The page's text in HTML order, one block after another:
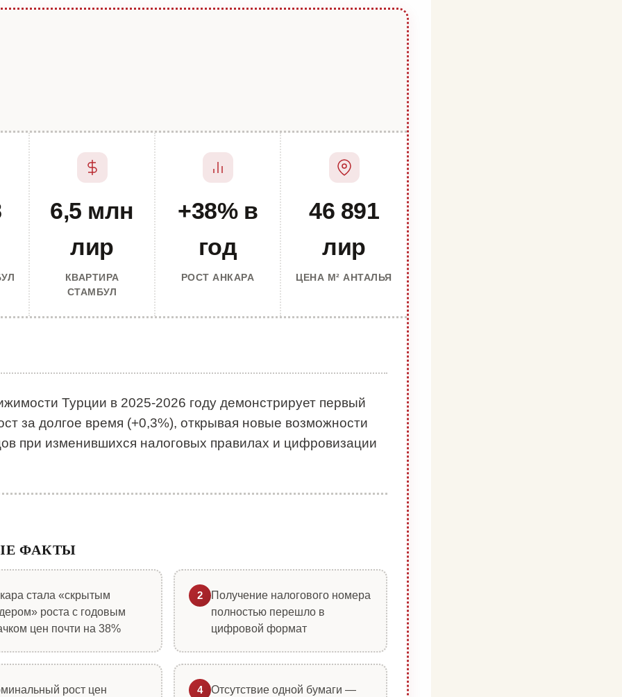
6,5 млн
лир
КВАРТИРА
СТАМБУЛ
+38% в
год
РОСТ АНКАРА
46 891
лир
ЦЕНА М² АНТАЛЬЯ
Турции в 2025-2026 году демонстрирует первый
за долгое время (+0,3%), открывая новые возможности
при изменившихся налоговых правилах и цифровизации
ФАКТЫ
стала «скрытым
роста с годовым
цен почти на 38%
2
Получение налогового номера
полностью перешло в
цифровой формат
рост цен
4
Отсутствие одной бумаги —